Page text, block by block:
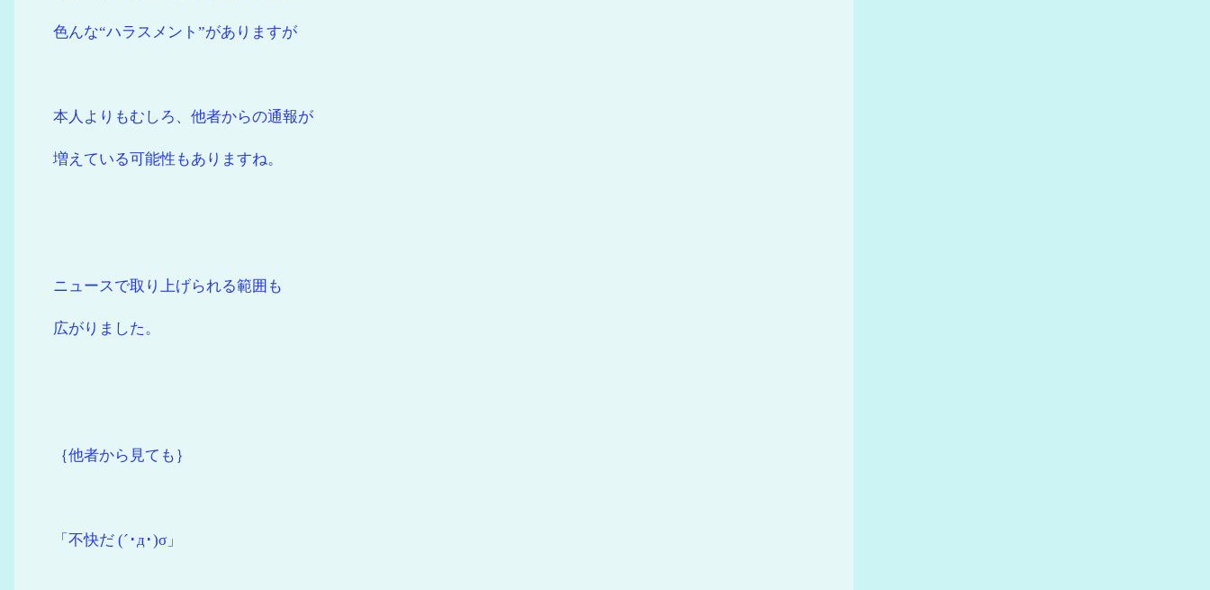
色んな“ハラスメント”がありますが
本人よりもむしろ、他者からの通報が
増えている可能性もありますね。
ニュースで取り上げられる範囲も
広がりました。
｛他者から見ても｝
「不快だ (´･д･)σ」